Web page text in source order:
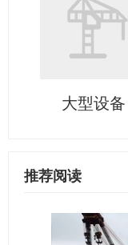
大型设备
推荐阅读